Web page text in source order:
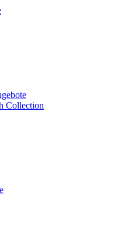
Collection